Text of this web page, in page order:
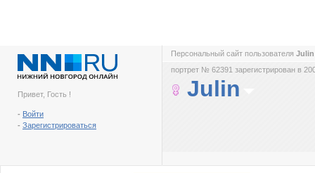
Привет, Гость !
- Войти
- Зарегистрироваться
Персональный сайт пользователя
портрет № 62391 зарегистрирован в
Julin